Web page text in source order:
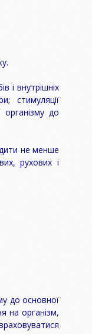
і внутрішніх
стимуляції
організму до
не менше
рухових і
до основної
на організм,